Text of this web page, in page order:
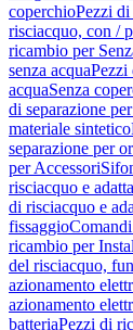
coperchioPezzi
risciacquo, con /
ricambio per
senza acquaPezzi
acquaSenza
di separazione
materiale sintetico
separazione per
per Accessori
risciacquo e
di risciacquo e
fissaggio
ricambio per
del risciacquo,
azionamento
azionamento
batteriaPezzi di